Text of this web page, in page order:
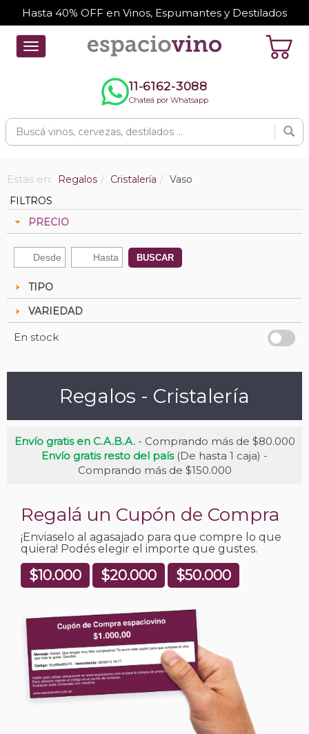
Hasta 40% OFF en Vinos, Espumantes y Destilados
Toggle
navigation
11-6162-3088
Chateá por Whatsapp
Estás en: Regalos Cristalería
Vaso
FILTROS
PRECIO
BUSCAR
TIPO
VARIEDAD
En stock
Regalos - Cristalería
Envío gratis en C.A.B.A.- Comprando más de $80.000
Envío gratis resto del país(De hasta 1 caja) -
Comprando más de $150.000
Regalá un Cupón de Compra
¡Enviaselo al agasajado para que compre lo que
quiera! Podés elegir el importe que gustes.
$10.000 $20.000 $50.000